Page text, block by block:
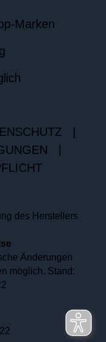
Marken
des Herstellers
Änderungen
möglich. Stand: